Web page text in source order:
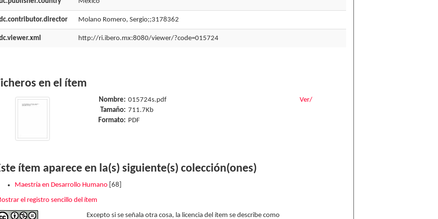
Molano Romero, Sergio;;3178362
http://ri.ibero.mx:8080/viewer/?code=015724
en el ítem
Nombre: 015724s.pdf
Tamaño: 711.7Kb
Formato: PDF
Ver/
ítem aparece en la(s) siguiente(s) colección(ones)
Maestría en Desarrollo Humano[68]
el registro sencillo del ítem
Excepto si se señala otra cosa, la licencia del ítem se describe como